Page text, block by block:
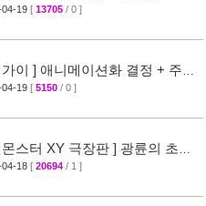
] 캐릭터 소개 영상 공개
04-19 [ 13705 / 0 ]
이 ] 애니메이션화 결정 + 주요
04-19 [ 5150 / 0 ]
스터 XY 극장판 ] 광륜의 초마
공개 [47]
04-18 [ 20694 / 1 ]